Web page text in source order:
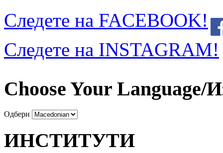
Следете на FACEBOOK!
Следете на INSTAGRAM!
Choose Your Language/
Одбери
ИНСТИТУТИ